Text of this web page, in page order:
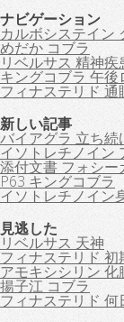
ナビゲーション
カルボシステイン
めだか コブラ
リベルサス 精神疾
キングコブラ 午後
フィナステリド 通
新しい記事
バイアグラ 立ち続
イソトレチノイン
添付文書 フォシー
P63 キングコブラ
イソトレチノイン
見逃した
リベルサス 天神
フィナステリド 初
アモキシシリン 化
揚子江 コブラ
フィナステリド 何